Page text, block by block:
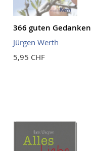
366 guten Gedanken
Jürgen Werth
5,95 CHF